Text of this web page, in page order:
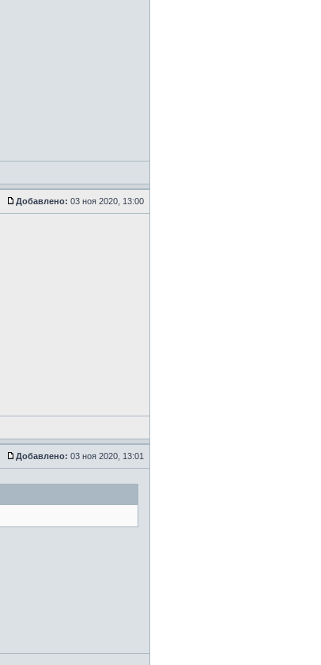
Добавлено: 03 ноя 2020, 13:00
Добавлено: 03 ноя 2020, 13:01